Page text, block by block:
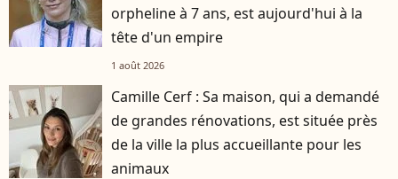
orpheline à 7 ans, est aujourd'hui à la
tête d'un empire
1 août 2026
Camille Cerf : Sa maison, qui a demandé
de grandes rénovations, est située près
de la ville la plus accueillante pour les
animaux